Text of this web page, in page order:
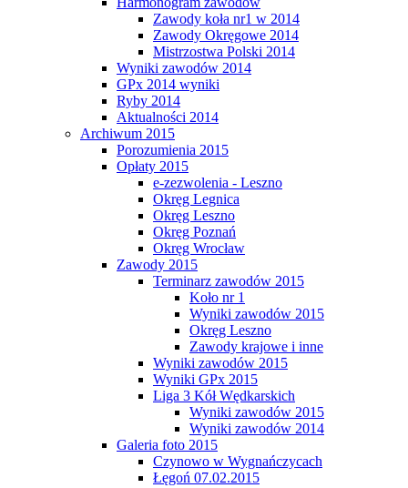
Zawody koła nr1 w 2014
Zawody Okręgowe 2014
Mistrzostwa Polski 2014
Wyniki zawodów 2014
GPx 2014 wyniki
Ryby 2014
Aktualności 2014
Archiwum 2015
Porozumienia 2015
Opłaty 2015
e-zezwolenia - Leszno
Okręg Legnica
Okręg Leszno
Okręg Poznań
Okręg Wrocław
Zawody 2015
Terminarz zawodów 2015
Koło nr 1
Wyniki zawodów 2015
Okręg Leszno
Zawody krajowe i inne
Wyniki zawodów 2015
Wyniki GPx 2015
Liga 3 Kół Wędkarskich
Wyniki zawodów 2015
Wyniki zawodów 2014
Galeria foto 2015
Czynowo w Wygnańczycach
Łęgoń 07.02.2015